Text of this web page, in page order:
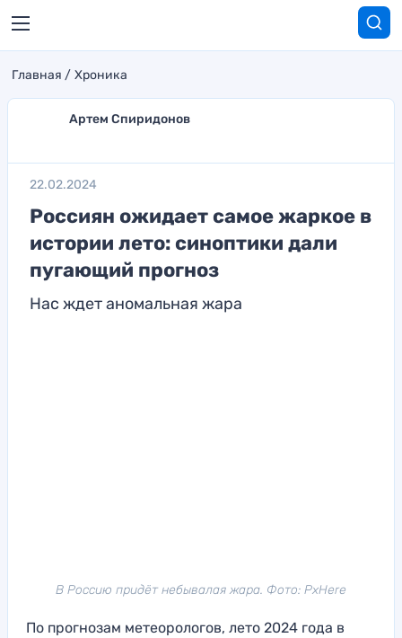
Главная Хроника
Артем Спиридонов
22.02.2024
Россиян ожидает самое жаркое в
истории лето: синоптики дали
пугающий прогноз
Нас ждет аномальная жара
В Россию придёт небывалая жара. Фото: PxHere
По прогнозам метеорологов, лето 2024 года в